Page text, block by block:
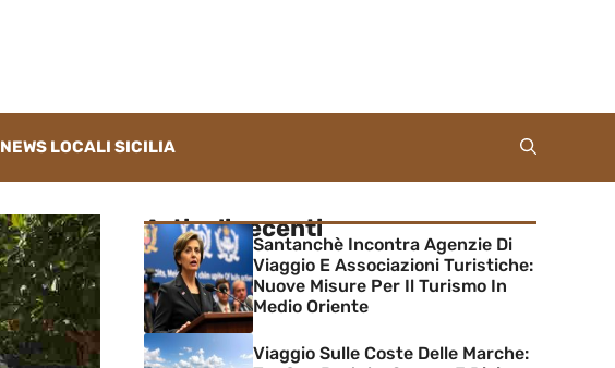
NEWS LOCALI SICILIA
Articoli recenti
Santanchè Incontra Agenzie Di
Viaggio E Associazioni Turistiche:
Nuove Misure Per Il Turismo In
Medio Oriente
Viaggio Sulle Coste Delle Marche: